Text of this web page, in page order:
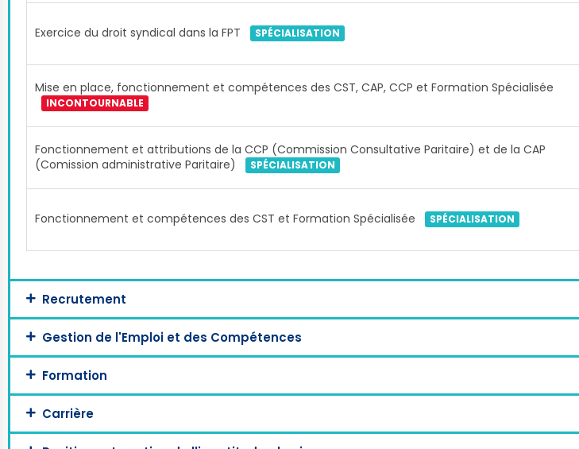
Exercice du droit syndical dans la FPT SPÉCIALISATION
Mise en place, fonctionnement et compétences des CST, CAP, CCP et Formation Spécialisée
INCONTOURNABLE
Fonctionnement et attributions de la CCP (Commission Consultative Paritaire) et de la CAP
(Comission administrative Paritaire)
SPÉCIALISATION
Fonctionnement et compétences des CST et Formation Spécialisée SPÉCIALISATION
Recrutement
Gestion de l'Emploi et des Compétences
Formation
Carrière